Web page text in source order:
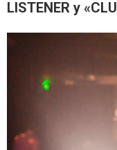
LISTENER у